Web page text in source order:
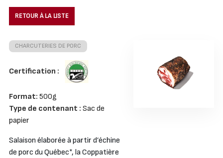
RETOUR À LA LISTE
CHARCUTERIES DE PORC
Certification :
Format: 500g
Type de contenant : Sac de
papier
Salaison élaborée à partir d’échine
de porc du Québec*, la Coppatière